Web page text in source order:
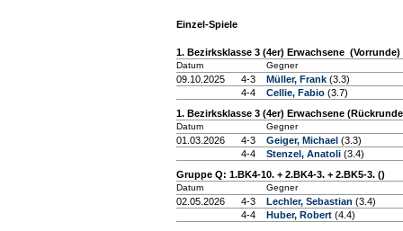
Einzel-Spiele
1. Bezirksklasse 3 (4er) Erwachsene (Vorrunde)
Datum Gegner
09.10.2025 4-3 Müller, Frank (3.3)
4-4
Cellie, Fabio (3.7)
1. Bezirksklasse 3 (4er) Erwachsene
Datum Gegner
01.03.2026 4-3 Geiger, Michael (3.3)
4-4
Stenzel, Anatoli (3.4)
Gruppe Q: 1.BK4-10. + 2.BK4-3. + 2.BK5-3. ()
Datum Gegner
02.05.2026 4-3 Lechler, Sebastian (3.4)
4-4
Huber, Robert (4.4)